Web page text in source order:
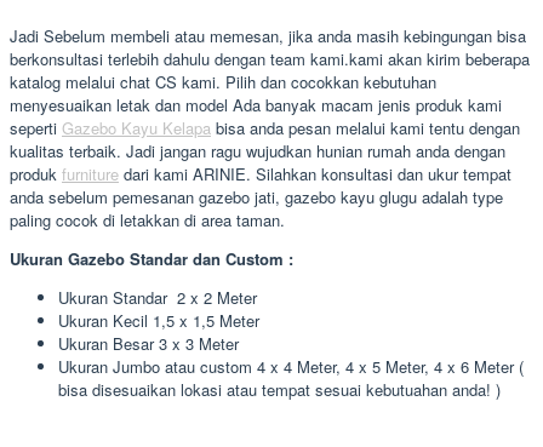
Jadi Sebelum membeli atau memesan, jika anda masih kebingungan bisa
berkonsultasi terlebih dahulu dengan team kami.kami akan kirim beberapa
katalog melalui chat CS kami. Pilih dan cocokkan kebutuhan
menyesuaikan letak dan model Ada banyak macam jenis produk kami
seperti Gazebo Kayu Kelapa bisa anda pesan melalui kami tentu dengan
kualitas terbaik. Jadi jangan ragu wujudkan hunian rumah anda dengan
produk furniture dari kami ARINIE. Silahkan konsultasi dan ukur tempat
anda sebelum pemesanan gazebo jati, gazebo kayu glugu adalah type
paling cocok di letakkan di area taman.
Ukuran Gazebo Standar dan Custom :
Ukuran Standar 2 x 2 Meter
Ukuran Kecil 1,5 x 1,5 Meter
Ukuran Besar 3 x 3 Meter
Ukuran Jumbo atau custom 4 x 4 Meter, 4 x 5 Meter, 4 x 6 Meter (
bisa disesuaikan lokasi atau tempat sesuai kebutuahan anda! )